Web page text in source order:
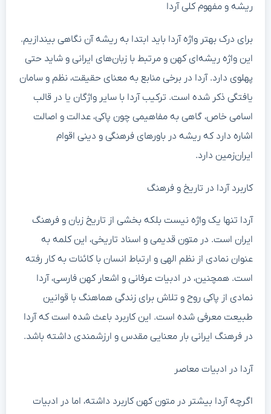
ریشه و مفهوم کلی آردا
برای درک بهتر واژه آردا باید ابتدا به ریشه آن نگاهی بیندازیم.
این واژه ریشه‌ای کهن و مرتبط با زبان‌های ایرانی و شاید حتی
پهلوی دارد. آردا در برخی منابع به معنای حقیقت، نظم و سامان
یافتگی ذکر شده است. ترکیب آردا با سایر واژگان یا در قالب
اسامی خاص، گاهی به مفاهیمی چون پاکی، عدالت و اصالت
اشاره دارد که ریشه در باورهای فرهنگی و دینی اقوام
ایران‌زمین دارد.
کاربرد آردا در تاریخ و فرهنگ
آردا تنها یک واژه نیست بلکه بخشی از تاریخ زبان و فرهنگ
ایران است. در متون قدیمی و اسناد تاریخی، این کلمه به
عنوان نمادی از نظم الهی و ارتباط انسان با کائنات به کار رفته
است. همچنین، در ادبیات عرفانی و اشعار کهن فارسی، آردا
نمادی از پاکی روح و تلاش برای زندگی هماهنگ با قوانین
طبیعت معرفی شده است. این کاربرد باعث شده است که آردا
در فرهنگ ایرانی بار معنایی مقدس و ارزشمندی داشته باشد.
آردا در ادبیات معاصر
اگرچه آردا بیشتر در متون کهن کاربرد داشته، اما در ادبیات